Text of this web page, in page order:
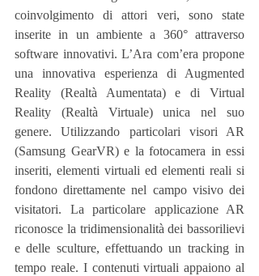
coinvolgimento di attori veri, sono state
inserite in un ambiente a 360° attraverso
software innovativi. L’Ara com’era propone
una innovativa esperienza di Augmented
Reality (Realtà Aumentata) e di Virtual
Reality (Realtà Virtuale) unica nel suo
genere. Utilizzando particolari visori AR
(Samsung GearVR) e la fotocamera in essi
inseriti, elementi virtuali ed elementi reali si
fondono direttamente nel campo visivo dei
visitatori. La particolare applicazione AR
riconosce la tridimensionalità dei bassorilievi
e delle sculture, effettuando un tracking in
tempo reale. I contenuti virtuali appaiono al